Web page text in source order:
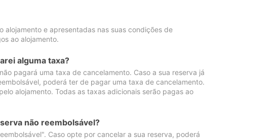
alojamento e apresentadas nas suas condições de
ao alojamento.
alguma taxa?
pagará uma taxa de cancelamento. Caso a sua reserva já
poderá ter de pagar uma taxa de cancelamento.
alojamento. Todas as taxas adicionais serão pagas ao
não reembolsável?
Caso opte por cancelar a sua reserva, poderá